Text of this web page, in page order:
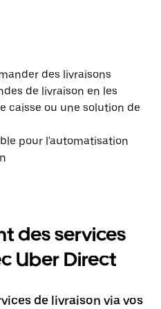
des livraisons
de livraison en les
caisse ou une solution de
pour l'automatisation
des services
Uber Direct
de livraison via vos